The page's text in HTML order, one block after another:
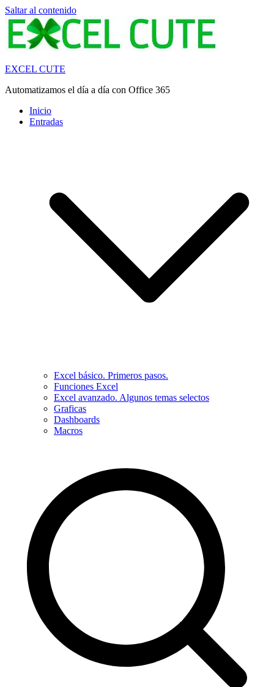
Saltar al contenido
EXCEL CUTE
Automatizamos el día a día con Office 365
Inicio
Entradas
Excel básico. Primeros pasos.
Funciones Excel
Excel avanzado. Algunos temas selectos
Graficas
Dashboards
Macros